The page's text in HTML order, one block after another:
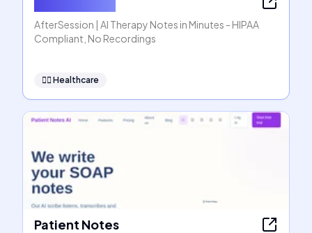
AfterSession | AI Therapy Notes in Minutes - HIPAA
Compliant, No Recordings
👩‍⚕️ Healthcare
Patient Notes